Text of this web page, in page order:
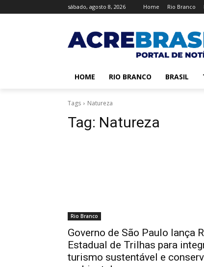
sábado, agosto 8, 2026 Home Rio Branco
HOME RIO BRANCO BRASIL
Tags Natureza
Tag: Natureza
Rio Branco
Governo de São Paulo lança
Estadual de Trilhas para
turismo sustentável e